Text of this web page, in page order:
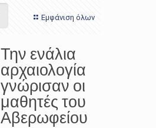
Εμφάνιση όλων
Την ενάλια
αρχαιολογία
γνώρισαν οι
μαθητές του
Αβερωφείου